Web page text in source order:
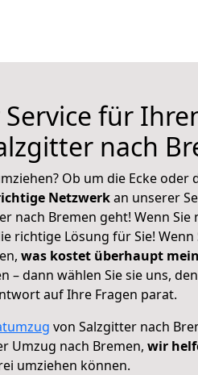
Service für
nach
Ob um die Ecke
Netzwerkan unserer
nach Bremen geht! Wenn
richtige Lösung für Sie!
was kostet überhaupt
– dann wählen Sie sie uns,
auf Ihre Fragen parat.
von Salzgitter nach
Umzug nach Bremen, wir
umziehen können.